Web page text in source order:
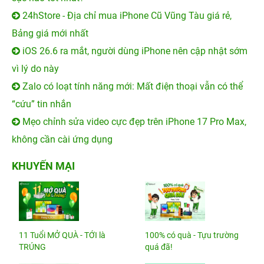
24hStore - Địa chỉ mua iPhone Cũ Vũng Tàu giá rẻ,
Bảng giá mới nhất
iOS 26.6 ra mắt, người dùng iPhone nên cập nhật sớm
vì lý do này
Zalo có loạt tính năng mới: Mất điện thoại vẫn có thể
“cứu” tin nhắn
Mẹo chỉnh sửa video cực đẹp trên iPhone 17 Pro Max,
không cần cài ứng dụng
KHUYẾN MẠI
11 Tuổi MỞ QUÀ - TỚI là
TRÚNG
100% có quà - Tựu trường
quá đã!